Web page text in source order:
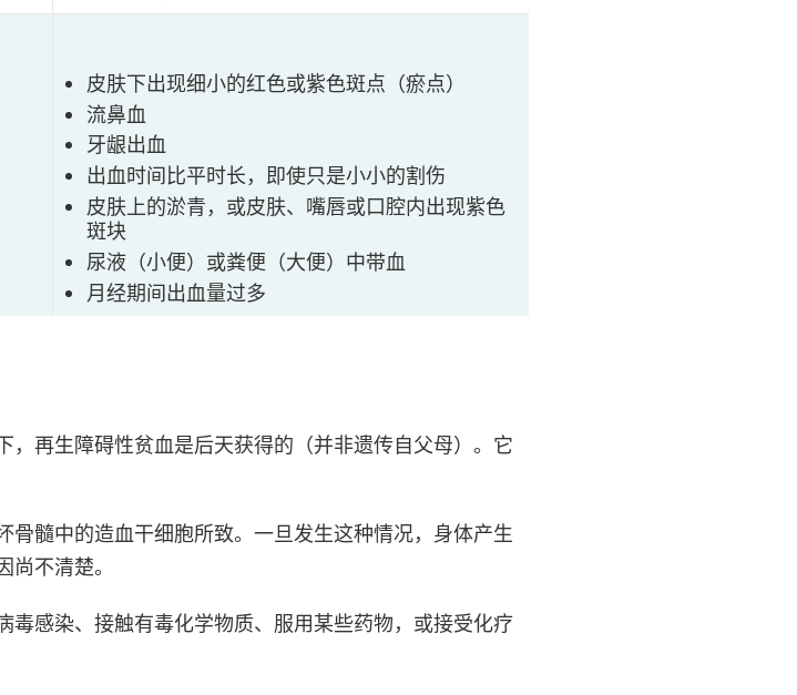
皮肤下出现细小的红色或紫色斑点（瘀点）
流鼻血
牙龈出血
出血时间比平时长，即使只是小小的割伤
皮肤上的淤青，或皮肤、嘴唇或口腔内出现紫色
斑块
尿液（小便）或粪便（大便）中带血
月经期间出血量过多
再生障碍性贫血是后天获得的（并非遗传自父母）。它
髓中的造血干细胞所致。一旦发生这种情况，身体产生
不清楚。
感染、接触有毒化学物质、服用某些药物，或接受化疗